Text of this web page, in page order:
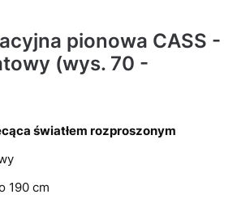
pionowa CASS -
(wys. 70 -
światłem rozproszonym
190 cm